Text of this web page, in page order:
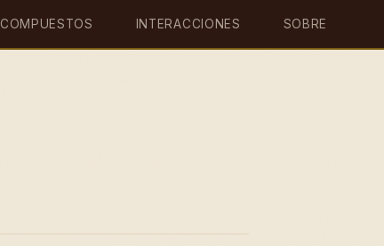
COMPUESTOS INTERACCIONES SOBRE